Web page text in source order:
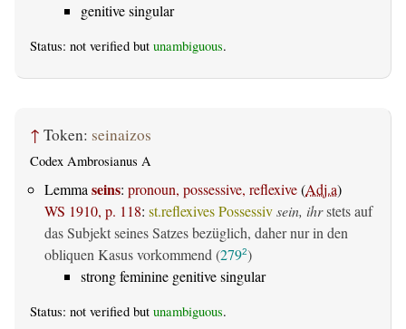
genitive singular
Status: not verified but unambiguous.
↑ Token: seinaizos
Codex Ambrosianus A
Lemma seins: pronoun, possessive, reflexive(Adj.a)
WS 1910, p. 118: st.reflexives Possessivsein, ihrstets auf
das Subjekt seines Satzes bezüglich, daher nur in den
obliquen Kasus vorkommend (2792)
strong feminine genitive singular
Status: not verified but unambiguous.